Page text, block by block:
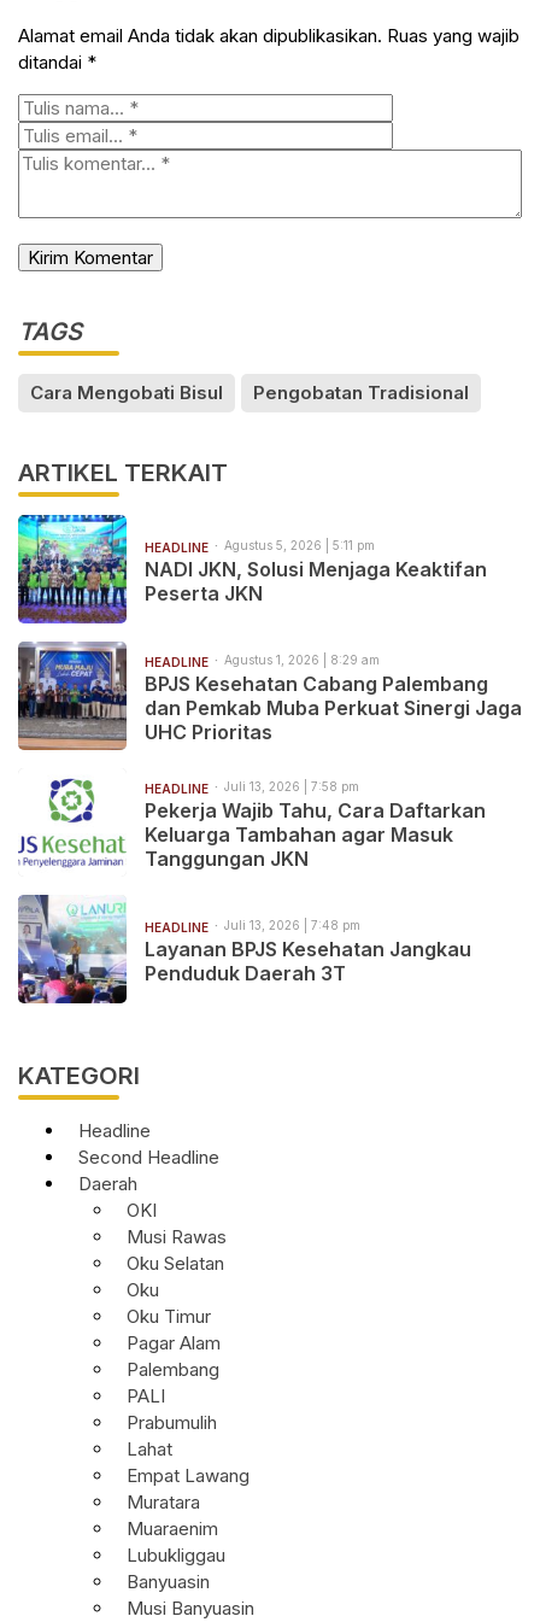
Alamat email Anda tidak akan dipublikasikan. Ruas yang wajib
ditandai *
TAGS
Cara Mengobati Bisul Pengobatan Tradisional
ARTIKEL TERKAIT
HEADLINE Agustus 5, 2026 | 5:11 pm
NADI JKN, Solusi Menjaga Keaktifan
Peserta JKN
HEADLINE Agustus 1, 2026 | 8:29 am
BPJS Kesehatan Cabang Palembang
dan Pemkab Muba Perkuat Sinergi Jaga
UHC Prioritas
HEADLINE Juli 13, 2026 | 7:58 pm
Pekerja Wajib Tahu, Cara Daftarkan
Keluarga Tambahan agar Masuk
Tanggungan JKN
HEADLINE Juli 13, 2026 | 7:48 pm
Layanan BPJS Kesehatan Jangkau
Penduduk Daerah 3T
KATEGORI
Headline
Second Headline
Daerah
OKI
Musi Rawas
Oku Selatan
Oku
Oku Timur
Pagar Alam
Palembang
PALI
Prabumulih
Lahat
Empat Lawang
Muratara
Muaraenim
Lubukliggau
Banyuasin
Musi Banyuasin